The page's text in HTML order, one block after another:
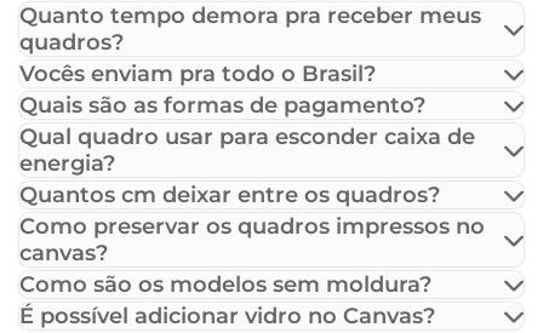
Quanto tempo demora pra receber meus
quadros?
Vocês enviam pra todo o Brasil?
Quais são as formas de pagamento?
Qual quadro usar para esconder caixa de
energia?
Quantos cm deixar entre os quadros?
Como preservar os quadros impressos no
canvas?
Como são os modelos sem moldura?
É possível adicionar vidro no Canvas?